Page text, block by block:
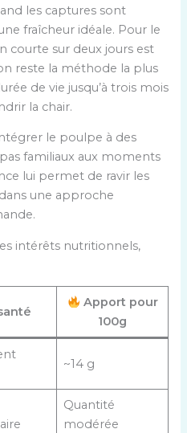
les captures sont
fraîcheur idéale. Pour le
courte sur deux jours est
reste la méthode la plus
de vie jusqu’à trois mois
la chair.
le poulpe à des
familiaux aux moments
lui permet de ravir les
une approche
intérêts nutritionnels,
Apport pour
100g
~14 g
Quantité
modérée